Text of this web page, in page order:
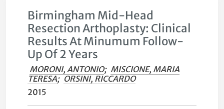
Birmingham Mid-Head
Resection Arthoplasty: Clinical
Results At Minumum Follow-
Up Of 2 Years
MORONI, ANTONIO; MISCIONE, MARIA
TERESA; ORSINI, RICCARDO
2015